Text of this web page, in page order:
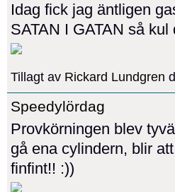
Idag fick jag äntligen
SATAN I GATAN så kul
Tillagt av Rickard Lundgren
Speedylördag
Provkörningen blev
gå ena cylindern, blir
finfint!! :))